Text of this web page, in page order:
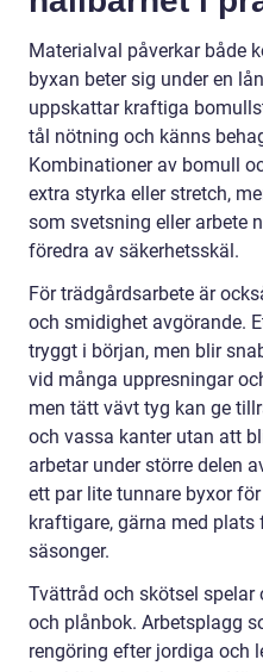
Materialval påverkar både
byxan beter sig under en
uppskattar kraftiga
tål nötning och känns
Kombinationer av bomull
extra styrka eller stretch,
som svetsning eller arbete
föredra av säkerhetsskäl.
För trädgårdsarbete är
och smidighet avgörande.
tryggt i början, men blir
vid många uppresningar
men tätt vävt tyg kan ge
och vassa kanter utan att
arbetar under större delen
ett par lite tunnare byxor
kraftigare, gärna med
säsonger.
Tvättråd och skötsel
och plånbok. Arbetsplagg
rengöring efter jordiga och